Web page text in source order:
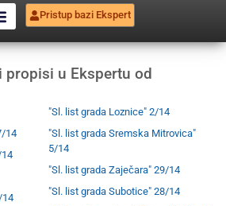
Pristup bazi Ekspert
propisi u Ekspertu od
14
14
14
"Sl. list grada Loznice" 2/14
"Sl. list grada Sremska Mitrovica"
5/14
"Sl. list grada Zaječara" 29/14
"Sl. list grada Subotice" 28/14